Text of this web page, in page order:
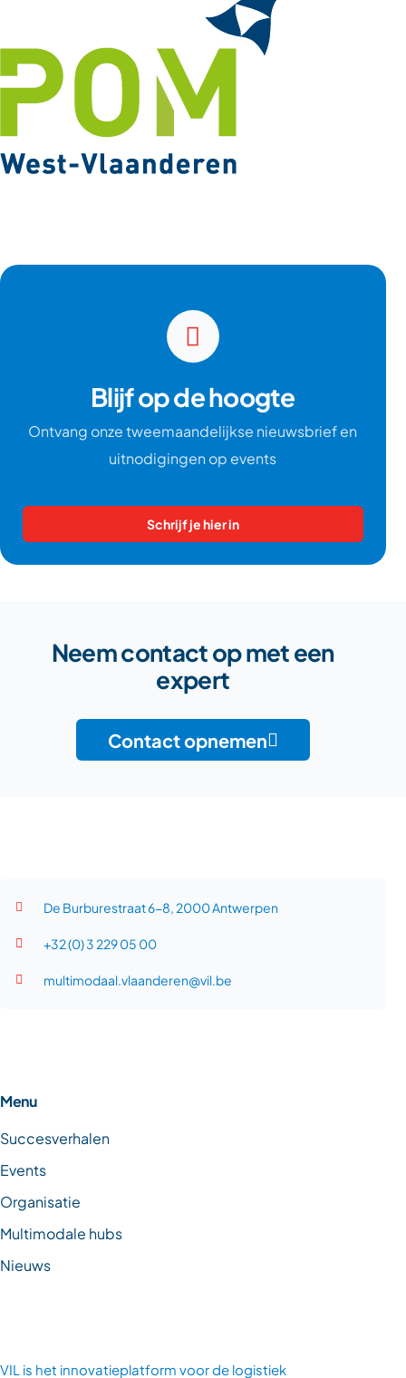
Blijf op de hoogte
Ontvang onze tweemaandelijkse nieuwsbrief en
uitnodigingen op events
Schrijf je hier in
Neem contact op met een
expert
Contact opnemen
De Burburestraat 6-8, 2000 Antwerpen
+32 (0) 3 229 05 00
multimodaal.vlaanderen@vil.be
Menu
Succesverhalen
Events
Organisatie
Multimodale hubs
Nieuws
VIL is het innovatieplatform voor de logistiek